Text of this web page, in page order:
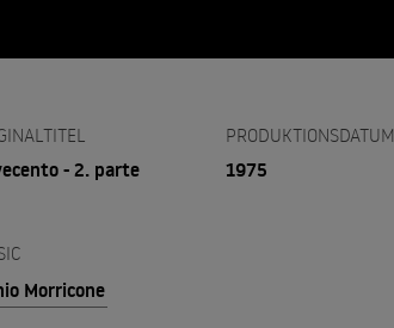
- 2. parte
PRODUKTIONSDATUM
1975
Morricone